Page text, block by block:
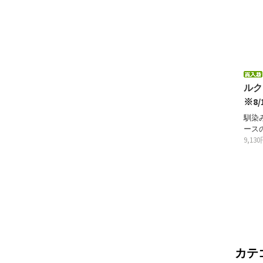
ル
※8/
馴染
ース
カテ